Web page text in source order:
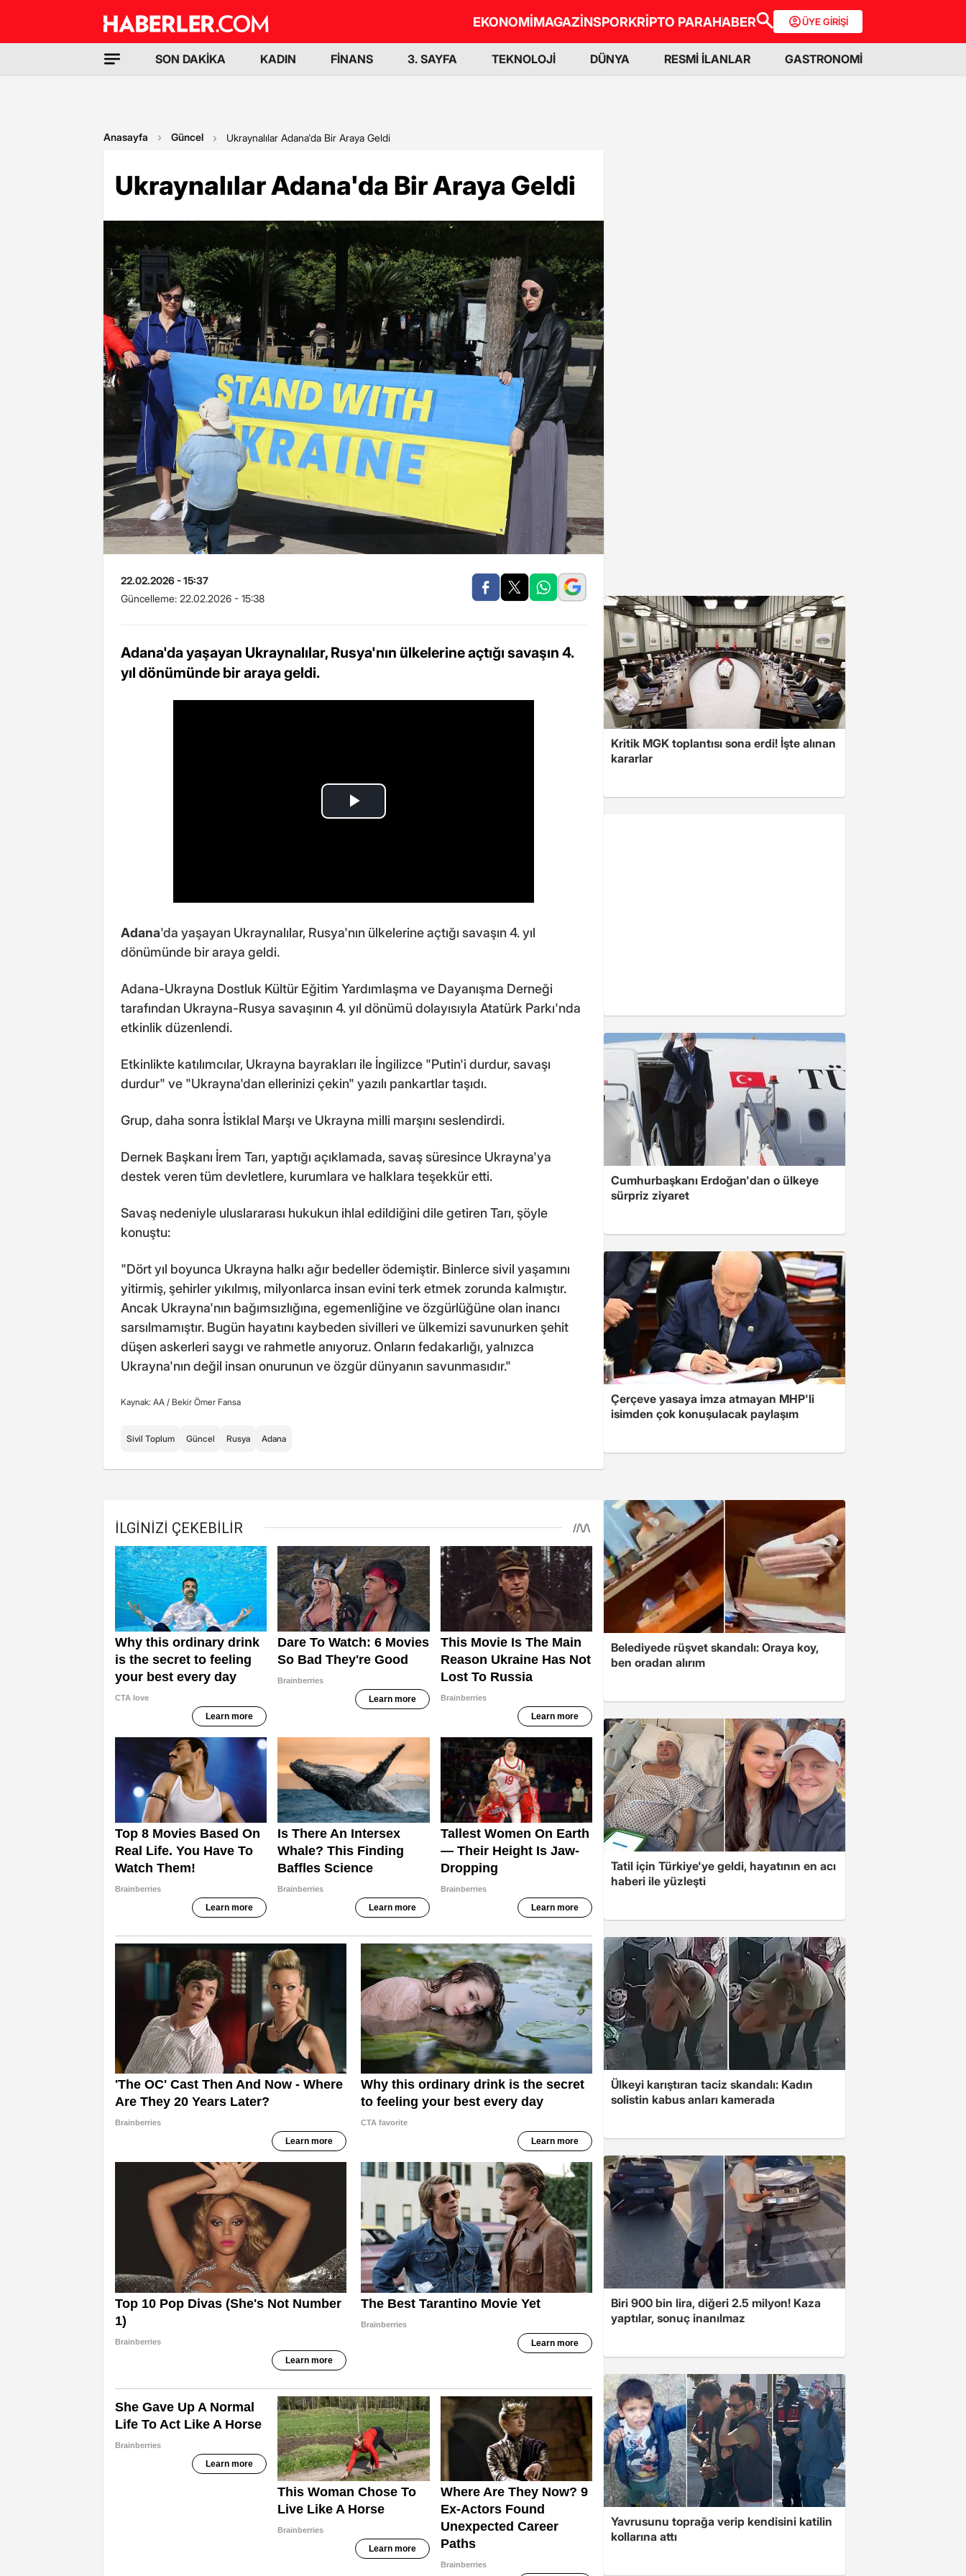
EKONOMİMAGAZİNSPORKRİPTO PARAHABER ÜYE GİRİŞİ
SON DAKİKA KADIN FİNANS 3. SAYFA TEKNOLOJİ DÜNYA RESMİ İLANLAR GASTRONOMİ
Anasayfa Güncel Ukraynalılar Adana'da Bir Araya Geldi
Ukraynalılar Adana'da Bir Araya Geldi
22.02.2026 - 15:37
Güncelleme: 22.02.2026 - 15:38
Adana'da yaşayan Ukraynalılar, Rusya'nın ülkelerine açtığı savaşın 4.
yıl dönümünde bir araya geldi.
Adana'da yaşayan Ukraynalılar, Rusya'nın ülkelerine açtığı savaşın 4. yıl
dönümünde bir araya geldi.
Adana-Ukrayna Dostluk Kültür Eğitim Yardımlaşma ve Dayanışma Derneği
tarafından Ukrayna-Rusya savaşının 4. yıl dönümü dolayısıyla Atatürk Parkı'nda
etkinlik düzenlendi.
Etkinlikte katılımcılar, Ukrayna bayrakları ile İngilizce "Putin'i durdur, savaşı
durdur" ve "Ukrayna'dan ellerinizi çekin" yazılı pankartlar taşıdı.
Grup, daha sonra İstiklal Marşı ve Ukrayna milli marşını seslendirdi.
Dernek Başkanı İrem Tarı, yaptığı açıklamada, savaş süresince Ukrayna'ya
destek veren tüm devletlere, kurumlara ve halklara teşekkür etti.
Savaş nedeniyle uluslararası hukukun ihlal edildiğini dile getiren Tarı, şöyle
konuştu:
"Dört yıl boyunca Ukrayna halkı ağır bedeller ödemiştir. Binlerce sivil yaşamını
yitirmiş, şehirler yıkılmış, milyonlarca insan evini terk etmek zorunda kalmıştır.
Ancak Ukrayna'nın bağımsızlığına, egemenliğine ve özgürlüğüne olan inancı
sarsılmamıştır. Bugün hayatını kaybeden sivilleri ve ülkemizi savunurken şehit
düşen askerleri saygı ve rahmetle anıyoruz. Onların fedakarlığı, yalnızca
Ukrayna'nın değil insan onurunun ve özgür dünyanın savunmasıdır."
Kaynak: AA / Bekir Ömer Fansa
Sivil Toplum Güncel Rusya Adana
Kritik MGK toplantısı sona erdi! İşte alınan
kararlar
Cumhurbaşkanı Erdoğan'dan o ülkeye
sürpriz ziyaret
Çerçeve yasaya imza atmayan MHP'li
isimden çok konuşulacak paylaşım
Belediyede rüşvet skandalı: Oraya koy,
ben oradan alırım
Tatil için Türkiye'ye geldi, hayatının en acı
haberi ile yüzleşti
Ülkeyi karıştıran taciz skandalı: Kadın
solistin kabus anları kamerada
Biri 900 bin lira, diğeri 2.5 milyon! Kaza
yaptılar, sonuç inanılmaz
Yavrusunu toprağa verip kendisini katilin
kollarına attı